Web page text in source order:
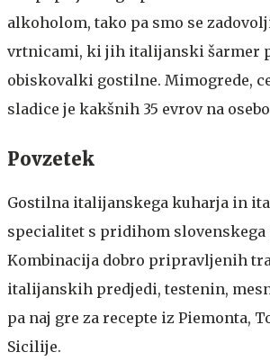
alkoholom, tako pa smo se
vrtnicami, ki jih italijanski šarmer
obiskovalki gostilne. Mimogrede,
sladice je kakšnih 35 evrov na
Povzetek
Gostilna italijanskega kuharja in
specialitet s pridihom slovenskega
Kombinacija dobro pripravljenih
italijanskih predjedi, testenin,
pa naj gre za recepte iz Piemonta,
Sicilije.